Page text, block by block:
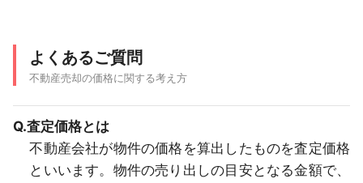
よくあるご質問
不動産売却の価格に関する考え方
Q.査定価格とは
不動産会社が物件の価格を算出したものを査定価格
といいます。物件の売り出しの目安となる金額で、